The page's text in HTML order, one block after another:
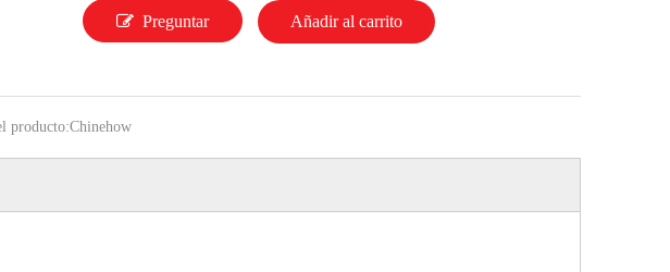
Preguntar Añadir al carrito
producto:Chinehow